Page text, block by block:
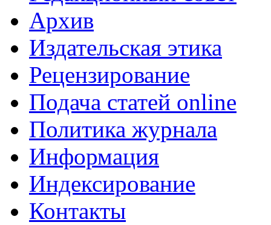
Архив
Издательская этика
Рецензирование
Подача статей online
Политика журнала
Информация
Индексирование
Контакты